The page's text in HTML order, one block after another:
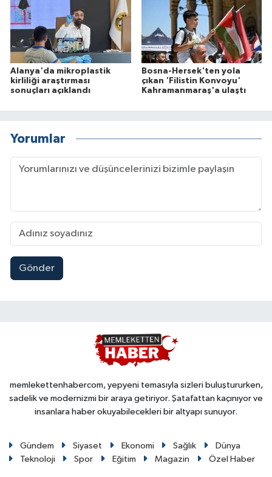
Alanya'da mikroplastik
kirliliği araştırması
sonuçları açıklandı
Bosna-Hersek'ten yola
çıkan 'Filistin Konvoyu'
Kahramanmaraş'a ulaştı
Yorumlar
Gönder
memlekettenhabercom, yepyeni temasıyla sizleri buluştururken,
sadelik ve modernizmi bir araya getiriyor. Şatafattan kaçınıyor ve
insanlara haber okuyabilecekleri bir altyapı sunuyor.
Gündem Siyaset Ekonomi Sağlık
Dünya
Teknoloji
Spor Eğitim Magazin Özel Haber